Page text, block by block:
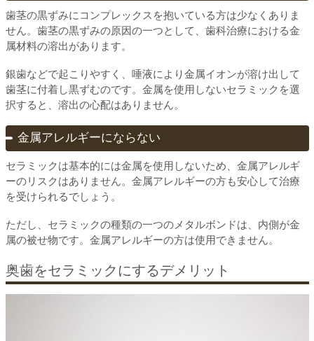
歯茎の黒ずみにコンプレックスを抱いている方は少なくありま
せん。歯茎の黒ずみの原因の一つとして、歯科治療における金
属材料の溶出があります。
銀歯などで起こりやすく、唾液により金属イオンが溶け出して
歯茎に付着し黒ずむのです。金属を使用しないセラミックを選
択すると、溶出の心配はありません。
金属アレルギーにならない
セラミックは基本的には金属を使用しないため、金属アレルギ
ーのリスクはありません。金属アレルギーの方も安心して治療
を受けられるでしょう。
ただし、セラミックの種類の一つのメタルボンドは、内側が金
属の被せ物です。金属アレルギーの方は使用できません。
奥歯をセラミックにするデメリット